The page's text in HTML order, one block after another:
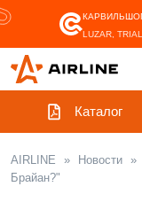
LUZAR,
Каталог
AIRLINE » Новости »
Брайан?"